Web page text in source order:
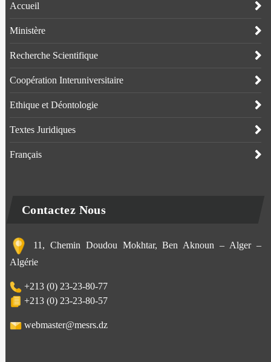
Accueil
Ministère
Recherche Scientifique
Coopération Interuniversitaire
Ethique et Déontologie
Textes Juridiques
Français
Contactez Nous
11, Chemin Doudou Mokhtar, Ben Aknoun – Alger –
Algérie
+213 (0) 23-23-80-77
+213 (0) 23-23-80-57
webmaster@mesrs.dz